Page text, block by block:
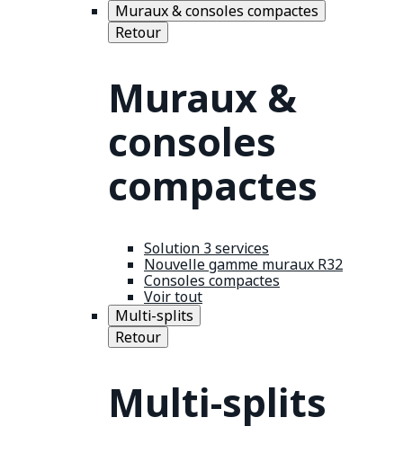
Muraux & consoles compactes
Retour
Muraux &
consoles
compactes
Solution 3 services
Nouvelle gamme muraux R32
Consoles compactes
Voir tout
Multi-splits
Retour
Multi-splits